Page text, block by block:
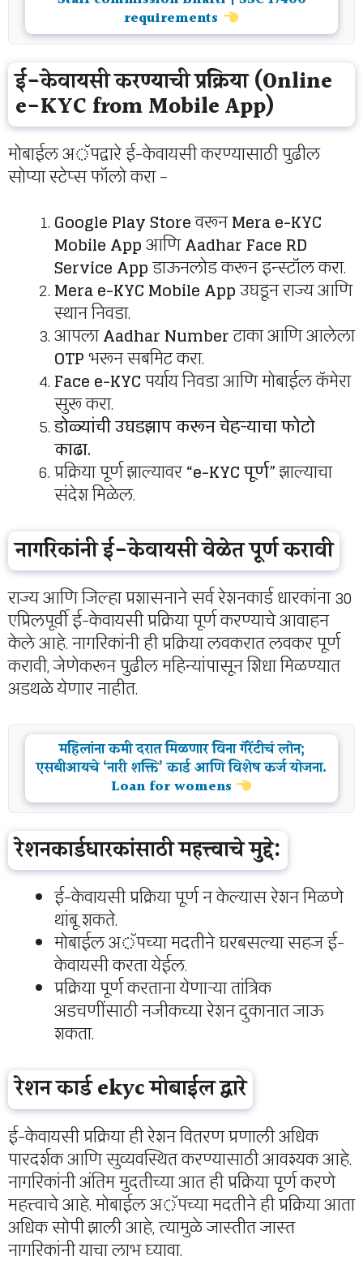
requirements
ई-केवायसी करण्याची प्रक्रिया (Online
e-KYC from Mobile App)
मोबाईल अॅपद्वारे ई-केवायसी करण्यासाठी पुढील
सोप्या स्टेप्स फॉलो करा –
Google Play StoreवरूनMera e-KYC
Mobile AppआणिAadhar Face RD
Service Appडाऊनलोड करून इन्स्टॉल करा.
Mera e-KYC Mobile Appउघडून राज्य आणि
स्थान निवडा.
आपलाAadhar Numberटाका आणि आलेला
OTPभरून सबमिट करा.
Face e-KYCपर्याय निवडा आणि मोबाईल कॅमेरा
सुरू करा.
डोळ्यांची उघडझाप करून चेहऱ्याचा फोटो
काढा.
प्रक्रिया पूर्ण झाल्यावर“e-KYC पूर्ण”झाल्याचा
संदेश मिळेल.
नागरिकांनी ई-केवायसी वेळेत पूर्ण करावी
राज्य आणि जिल्हा प्रशासनाने सर्व रेशनकार्ड धारकांना 30
एप्रिलपूर्वी ई-केवायसी प्रक्रिया पूर्ण करण्याचे आवाहन
केले आहे. नागरिकांनी ही प्रक्रिया लवकरात लवकर पूर्ण
करावी, जेणेकरून पुढील महिन्यांपासून शिधा मिळण्यात
अडथळे येणार नाहीत.
महिलांना कमी दरात मिळणार विना गॅरेंटीचं लोन;
एसबीआयचे ‘नारी शक्ति’ कार्ड आणि विशेष कर्ज योजना.
Loan for womens
रेशनकार्डधारकांसाठी महत्त्वाचे मुद्दे:
ई-केवायसी प्रक्रिया पूर्ण न केल्यास रेशन मिळणे
थांबू शकते.
मोबाईल अॅपच्या मदतीने घरबसल्या सहज ई-
केवायसी करता येईल.
प्रक्रिया पूर्ण करताना येणाऱ्या तांत्रिक
अडचणींसाठी नजीकच्या रेशन दुकानात जाऊ
शकता.
रेशन कार्ड ekyc मोबाईल द्वारे
ई-केवायसी प्रक्रिया ही रेशन वितरण प्रणाली अधिक
पारदर्शक आणि सुव्यवस्थित करण्यासाठी आवश्यक आहे.
नागरिकांनी अंतिम मुदतीच्या आत ही प्रक्रिया पूर्ण करणे
महत्त्वाचे आहे. मोबाईल अॅपच्या मदतीने ही प्रक्रिया आता
अधिक सोपी झाली आहे, त्यामुळे जास्तीत जास्त
नागरिकांनी याचा लाभ घ्यावा.